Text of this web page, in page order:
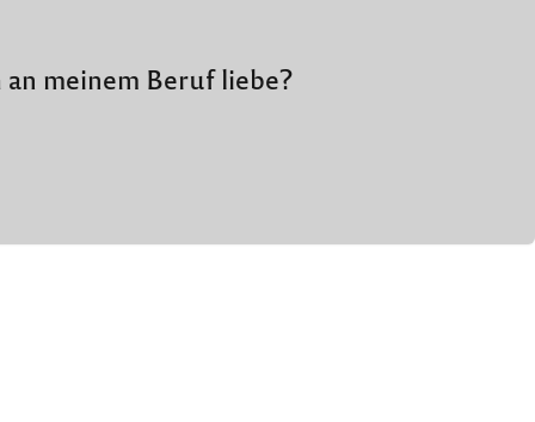
an meinem Beruf liebe?